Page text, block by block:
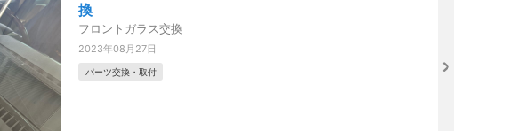
換
フロントガラス交換
2023年08月27日
パーツ交換・取付